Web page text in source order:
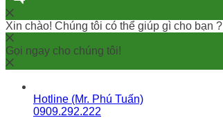
Xin chào! Chúng tôi có thể giúp gì cho bạn ?
Gọi ngay cho chúng tôi!
Hotline (Mr. Phú Tuấn)
0909.292.222